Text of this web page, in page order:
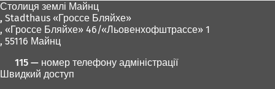
в
в
Столиця землі Майнц
, Stadthaus «Гроссе Бляйхе»
, «Гроссе Бляйхе» 46/«Льовенхофштрассе» 1
, 55116 Майнц
115 — номер телефону адміністрації
Швидкий доступ